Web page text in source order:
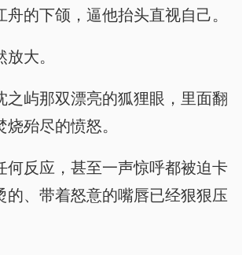
舟的下颌，逼他抬头直视自己。
大。
之屿那双漂亮的狐狸眼，里面翻
殆尽的愤怒。
何反应，甚至一声惊呼都被迫卡
的、带着怒意的嘴唇已经狠狠压